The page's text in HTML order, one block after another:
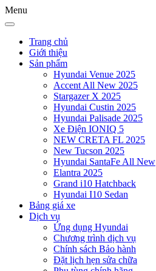
Menu
Trang chủ
Giới thiệu
Sản phẩm
Hyundai Venue 2025
Accent All New 2025
Stargazer X 2025
Hyundai Custin 2025
Hyundai Palisade 2025
Xe Điện IONIQ 5
NEW CRETA FL 2025
New Tucson 2025
Hyundai SantaFe All New
Elantra 2025
Grand i10 Hatchback
Hyundai I10 Sedan
Bảng giá xe
Dịch vụ
Ứng dụng Hyundai
Chương trình dịch vụ
Chính sách Bảo hành
Đặt lịch hẹn sửa chữa